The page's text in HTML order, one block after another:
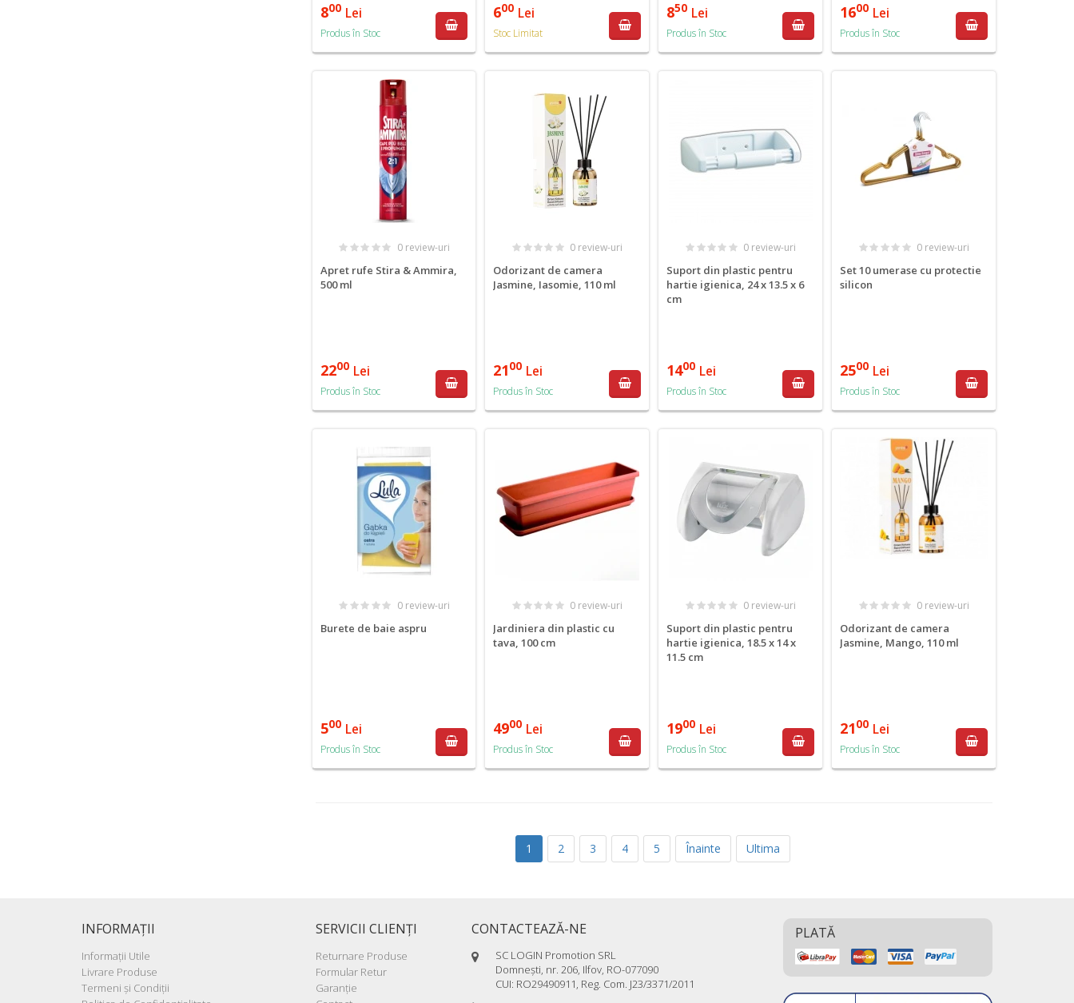
800 Lei
Produs în Stoc
600 Lei
Stoc Limitat
850 Lei
Produs în Stoc
1600 Lei
Produs în Stoc
0 review-uri
Apret rufe Stira & Ammira,
500 ml
2200 Lei
Produs în Stoc
0 review-uri
Odorizant de camera
Jasmine, Iasomie, 110 ml
2100 Lei
Produs în Stoc
0 review-uri
Suport din plastic pentru
hartie igienica, 24 x 13.5 x 6
cm
1400 Lei
Produs în Stoc
0 review-uri
Set 10 umerase cu protectie
silicon
2500 Lei
Produs în Stoc
0 review-uri
Burete de baie aspru
500 Lei
Produs în Stoc
0 review-uri
Jardiniera din plastic cu
tava, 100 cm
4900 Lei
Produs în Stoc
0 review-uri
Suport din plastic pentru
hartie igienica, 18.5 x 14 x
11.5 cm
1900 Lei
Produs în Stoc
0 review-uri
Odorizant de camera
Jasmine, Mango, 110 ml
2100 Lei
Produs în Stoc
1 2 3 4 5 Înainte Ultima
INFORMAŢII
Informaţii Utile
Livrare Produse
Termeni şi Condiţii
SERVICII CLIENŢI
Returnare Produse
Formular Retur
Garanţie
CONTACTEAZĂ-NE
SC LOGIN Promotion SRL
Domneşti, nr. 206, Ilfov, RO-077090
CUI: RO29490911, Reg. Com. J23/3371/2011
PLATĂ